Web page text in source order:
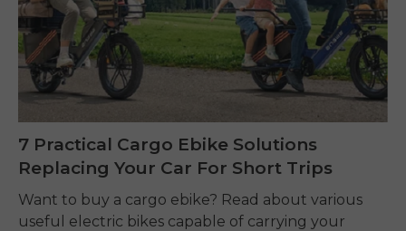
7 Practical Cargo Ebike Solutions
Replacing Your Car For Short Trips
Want to buy a cargo ebike? Read about various
useful electric bikes capable of carrying your